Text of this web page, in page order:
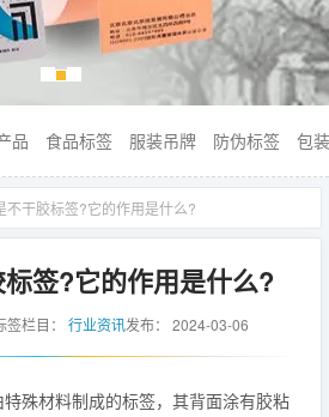
品 食品标签 服装吊牌 防伪标签 包
不干胶标签?它的作用是什么?
签?它的作用是什么?
签栏目： 行业资讯发布： 2024-03-06
殊材料制成的标签，其背面涂有胶粘